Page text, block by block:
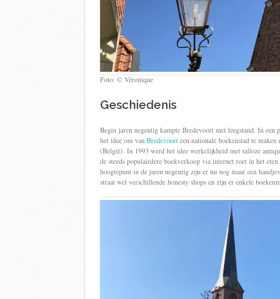
Foto: © Véronique
Geschiedenis
Begin jaren negentig kampte Bredevoort met leegstand. In
het idee om van Bredevoort een nationale boekenstad te
(België). In 1993 werd het idee werkelijkheid met talloze
de steeds populairdere boekverkoop via internet roet in het
hoogtepunt in de jaren negentig zijn er nu nog maar een
straat wel verschillende honesty shops en zijn er enkele